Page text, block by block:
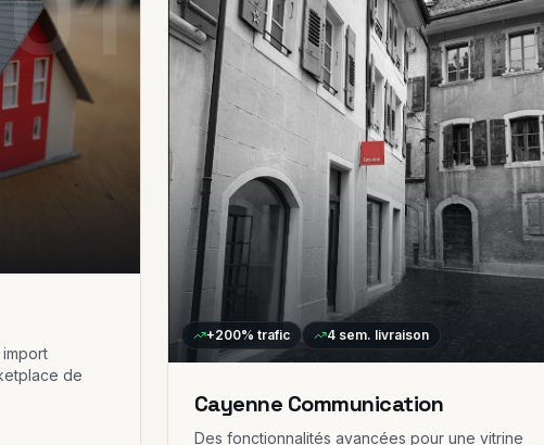
de
+200% trafic 4 sem. livraison
Cayenne Communication
Des fonctionnalités avancées pour une vitrine